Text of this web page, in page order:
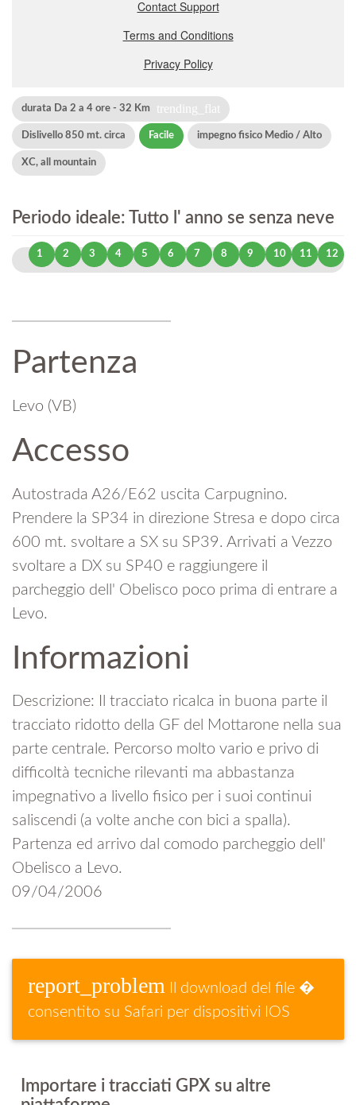
trending_flat
durata Da 2 a 4 ore - 32 Km
Dislivello 850 mt. circa Facile impegno fisico Medio / Alto
XC, all mountain
Periodo ideale: Tutto l' anno se senza neve
1 2 3 4 5 6 7 8 9 10 11 12
Partenza
Levo (VB)
Accesso
Autostrada A26/E62 uscita Carpugnino.
Prendere la SP34 in direzione Stresa e dopo circa
600 mt. svoltare a SX su SP39. Arrivati a Vezzo
svoltare a DX su SP40 e raggiungere il
parcheggio dell' Obelisco poco prima di entrare a
Levo.
Informazioni
Descrizione: Il tracciato ricalca in buona parte il
tracciato ridotto della GF del Mottarone nella sua
parte centrale. Percorso molto vario e privo di
difficoltà tecniche rilevanti ma abbastanza
impegnativo a livello fisico per i suoi continui
saliscendi (a volte anche con bici a spalla).
Partenza ed arrivo dal comodo parcheggio dell'
Obelisco a Levo.
09/04/2006
report_problem Il download del file �
consentito su Safari per dispositivi IOS
Importare i tracciati GPX su altre